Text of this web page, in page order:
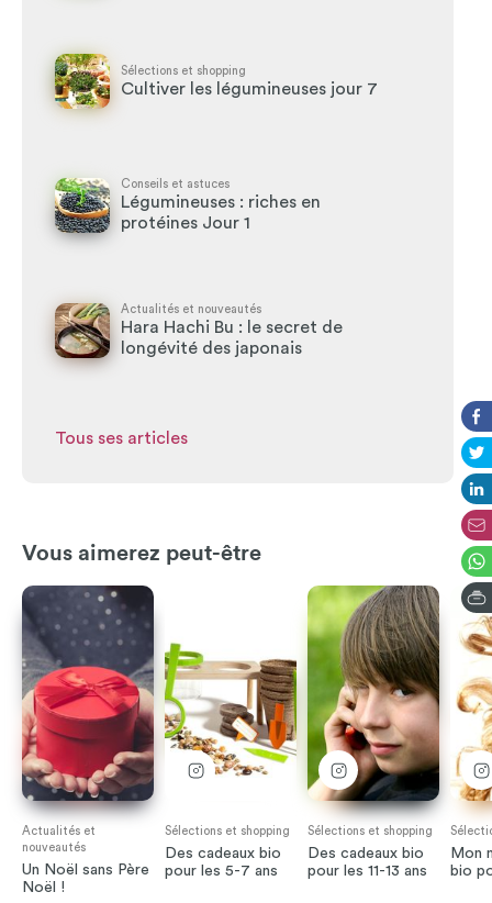
Sélections et shopping
Cultiver les légumineuses jour 7
Conseils et astuces
Légumineuses : riches en
protéines Jour 1
Actualités et nouveautés
Hara Hachi Bu : le secret de
longévité des japonais
Tous ses articles
Vous aimerez peut-être
Actualités et
nouveautés
Un Noël sans Père
Noël !
Sélections et shopping
Des cadeaux bio
pour les 5-7 ans
Sélections et shopping
Des cadeaux bio
pour les 11-13 ans
Mon
bio